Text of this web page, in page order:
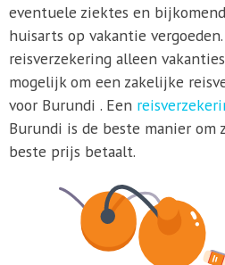
eventuele ziektes en
huisarts op vakantie
reisverzekering alleen
mogelijk om een zakelijke
voor Burundi . Een
Burundi is de beste manier om
beste prijs betaalt.